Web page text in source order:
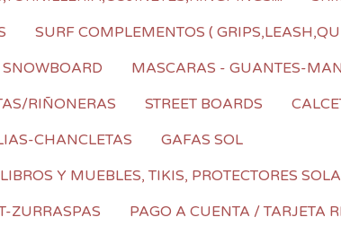
SURF COMPLEMENTOS (
SNOWBOARD
MASCARAS - GUANTES-
RIÑONERAS STREET BOARDS
CHANCLETAS
GAFAS SOL
Y MUEBLES, TIKIS, PROTECTORES
ZURRASPAS
PAGO A CUENTA / TARJETA